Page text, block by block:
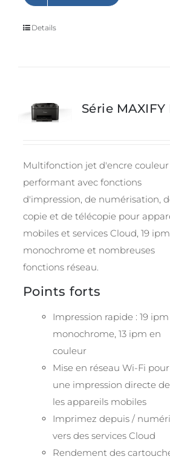
Details
Série MAXIFY
Multifonction jet d'encre couleur
performant avec fonctions
d'impression, de numérisation,
copie et de télécopie pour
mobiles et services Cloud, 19
monochrome et nombreuses
fonctions réseau.
Points forts
Impression rapide : 19
monochrome, 13 ipm en
couleur
Mise en réseau Wi-Fi pour
une impression directe
les appareils mobiles
Imprimez depuis /
vers des services Cloud
Rendement des